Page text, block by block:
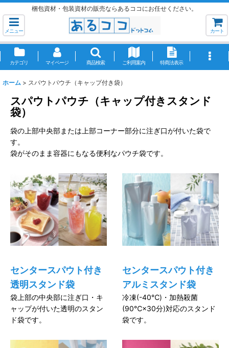
梱包資材・包装資材の販売ならあるココにお任せください。
メニュー カート
カテゴリ マイページ 商品検索 ご利用案内 特商法表示
ホーム > スパウトパウチ（キャップ付き袋）
スパウトパウチ（キャップ付きスタンド
袋）
袋の上部中央部または上部コーナー部分に注ぎ口が付いた袋で
す。
袋がそのまま容器にもなる便利なパウチ袋です。
センタースパウト付き
透明スタンド袋
袋上部の中央部に注ぎ口・キ
ャップが付いた透明のスタン
ド袋です。
センタースパウト付き
アルミスタンド袋
冷凍(-40℃)・加熱殺菌
(90℃×30分)対応のスタンド
袋です。